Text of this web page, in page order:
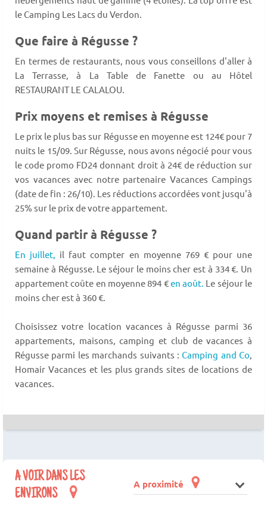
le Camping Les Lacs du Verdon.
Que faire à Régusse ?
En termes de restaurants, nous vous conseillons d'aller à
La Terrasse, à La Table de Fanette ou au Hôtel
RESTAURANT LE CALALOU.
Prix moyens et remises à Régusse
Le prix le plus bas sur Régusse en moyenne est 124€ pour 7
nuits le 15/09. Sur Régusse, nous avons négocié pour vous
le code promo FD24 donnant droit à 24€ de réduction sur
vos vacances avec notre partenaire Vacances Campings
(date de fin : 26/10). Les réductions accordées vont jusqu'à
25% sur le prix de votre appartement.
Quand partir à Régusse ?
En juillet, il faut compter en moyenne 769 € pour une
semaine à Régusse. Le séjour le moins cher est à 334 €. Un
appartement coûte en moyenne 894 €en août. Le séjour le
moins cher est à 360 €.
Choisissez votre location vacances à Régusse parmi 36
appartements, maisons, camping et club de vacances à
Régusse parmi les marchands suivants :Camping and Co,
Homair Vacances et les plus grands sites de locations de
vacances.
A VOIR DANS LES
ENVIRONS
A proximité